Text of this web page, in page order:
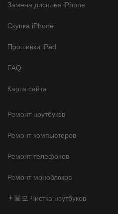
Замена дисплея iPhone
Скупка iPhone
Прошивки iPad
FAQ
Карта сайта
Ремонт ноутбуков
Ремонт компьютеров
Ремонт телефонов
Ремонт моноблоков
👨🏽‍💻 Чистка ноутбуков